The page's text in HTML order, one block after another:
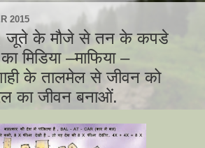
2015
जूते के मौजे से तन के कपडे
मिडिया –माफिया –
के तालमेल से जीवन को
का जीवन बनाओं.